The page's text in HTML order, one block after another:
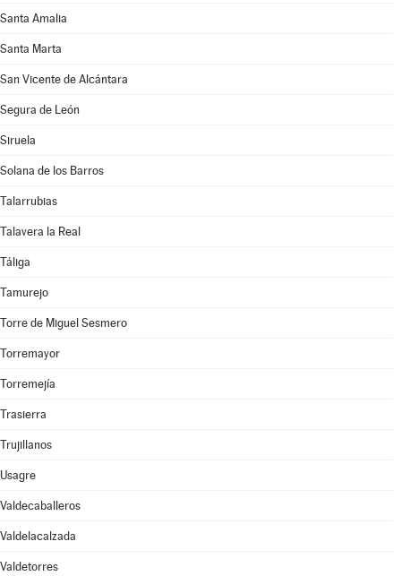
Santa Amalia
Santa Marta
San Vicente de Alcántara
Segura de León
Siruela
Solana de los Barros
Talarrubias
Talavera la Real
Táliga
Tamurejo
Torre de Miguel Sesmero
Torremayor
Torremejía
Trasierra
Trujillanos
Usagre
Valdecaballeros
Valdelacalzada
Valdetorres